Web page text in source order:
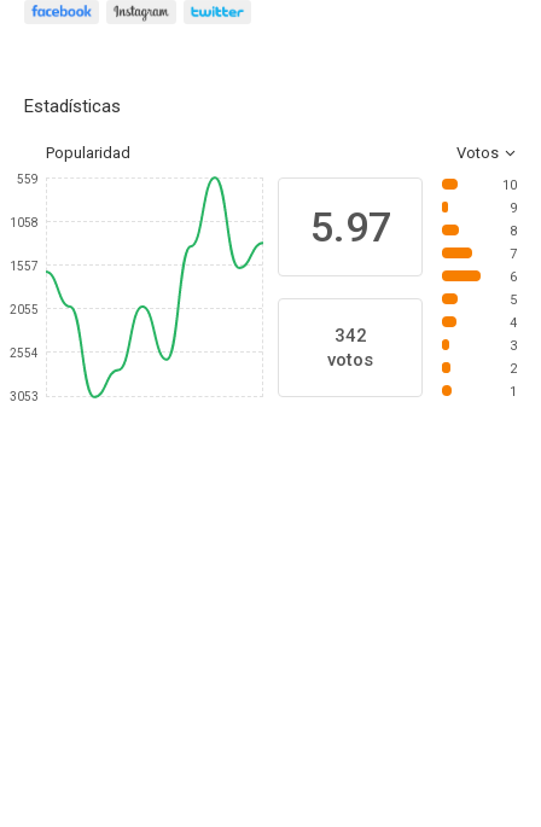
Estadísticas
Popularidad Votos
559
1058
1557
2055
2554
3053
5.97
342
votos
10
9
8
7
6
5
4
3
2
1